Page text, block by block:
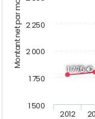
Montant net par mois (€)
1 775 €
2012
1 500
1 750
2 000
2 250